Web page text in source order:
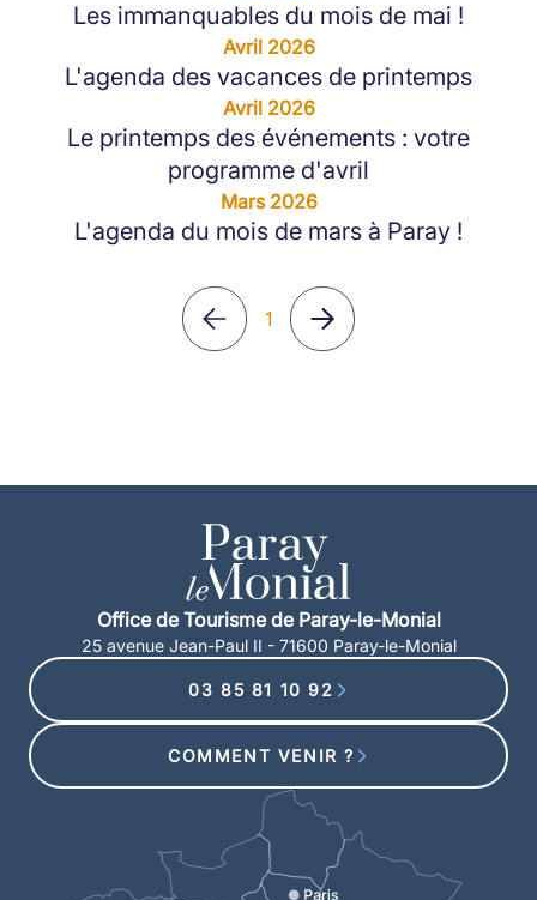
Les immanquables du mois de mai !
Avril 2026
L'agenda des vacances de printemps
Avril 2026
Le printemps des événements : votre
programme d'avril
Mars 2026
L'agenda du mois de mars à Paray !
1
Office de Tourisme de Paray-le-Monial
25 avenue Jean-Paul II - 71600 Paray-le-Monial
03 85 81 10 92
COMMENT VENIR ?